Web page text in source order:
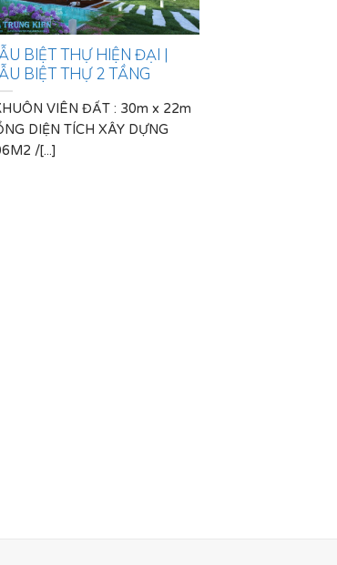
BIỆT THỰ HIỆN ĐẠI |
BIỆT THỰ 2 TẦNG
VIÊN ĐẤT : 30m x 22m
DIỆN TÍCH XÂY DỰNG
/[...]